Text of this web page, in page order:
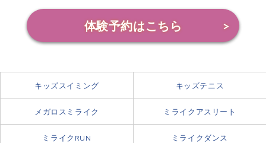
体験予約はこちら
キッズスイミング キッズテニス
メガロスミライク ミライクアスリート
ミライクRUN ミライクダンス